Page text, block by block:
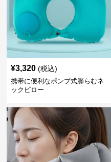
¥3,320 (税込)
携帯に便利なポンプ式膨らむネ
ックピロー